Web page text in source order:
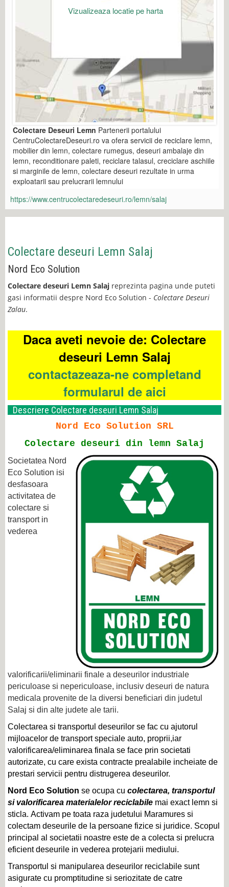
Vizualizeaza locatie pe harta
Colectare Deseuri Lemn Partenerii portalului
CentruColectareDeseuri.ro va ofera servicii de reciclare lemn,
mobilier din lemn, colectare rumegus, deseuri ambalaje din
lemn, reconditionare paleti, reciclare talasul, creciclare aschiile
si marginile de lemn, colectare deseuri rezultate in urma
exploatarii sau prelucrarii lemnului
https://www.centrucolectaredeseuri.ro/lemn/salaj
Colectare deseuri Lemn Salaj
Nord Eco Solution
Colectare deseuri Lemn Salaj reprezinta pagina unde puteti
gasi informatii despre Nord Eco Solution - Colectare Deseuri
Zalau.
Daca aveti nevoie de: Colectare
deseuri Lemn Salaj
contactazeaza-ne completand
formularul de aici
Descriere Colectare deseuri Lemn Salaj
Nord Eco Solution SRL
Colectare deseuri din lemn Salaj
Societatea Nord
Eco Solution isi
desfasoara
activitatea de
colectare si
transport in
vederea
valorificarii/eliminarii finale a deseurilor industriale
periculoase si nepericuloase, inclusiv deseuri de natura
medicala provenite de la diversi beneficiari din judetul
Salaj si din alte judete ale tarii.
Colectarea si transportul deseurilor se fac cu ajutorul
mijloacelor de transport speciale auto, proprii,iar
valorificarea/eliminarea finala se face prin societati
autorizate, cu care exista contracte prealabile incheiate de
prestari servicii pentru distrugerea deseurilor.
Nord Eco Solution se ocupa cu colectarea, transportul
si valorificarea materialelor reciclabile mai exact lemn si
sticla. Activam pe toata raza judetului Maramures si
colectam deseurile de la persoane fizice si juridice. Scopul
principal al societatii noastre este de a colecta si prelucra
eficient deseurile in vederea protejarii mediului.
Transportul si manipularea deseurilor reciclabile sunt
asigurate cu promptitudine si seriozitate de catre